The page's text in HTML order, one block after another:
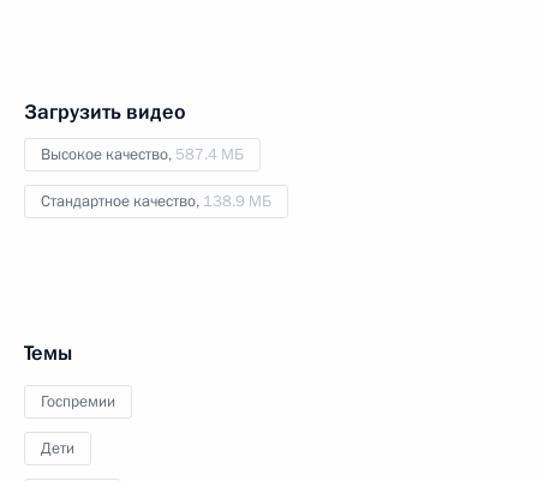
Загрузить видео
Высокое качество, 587.4 МБ
Стандартное качество, 138.9 МБ
Темы
Госпремии
Дети